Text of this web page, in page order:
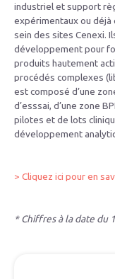
industriel et support
expérimentaux ou déjà
sein des sites Cenexi.
développement pour
produits hautement
procédés complexes
est composé d’une
d’esssai, d’une zone
pilotes et de lots
développement
> Cliquez ici pour en
* Chiffres à la date du